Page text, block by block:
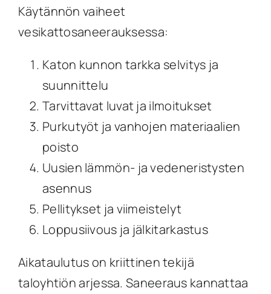
Käytännön vaiheet
vesikattosaneerauksessa:
Katon kunnon tarkka selvitys ja
suunnittelu
Tarvittavat luvat ja ilmoitukset
Purkutyöt ja vanhojen materiaalien
poisto
Uusien lämmön- ja vedeneristysten
asennus
Pellitykset ja viimeistelyt
Loppusiivous ja jälkitarkastus
Aikataulutus on kriittinen tekijä
taloyhtiön arjessa. Saneeraus kannattaa